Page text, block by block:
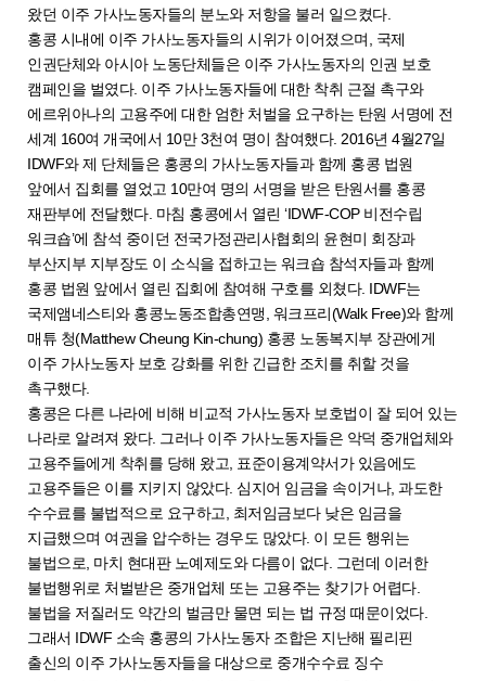
왔던 이주 가사노동자들의 분노와 저항을 불러 일으켰다.
홍콩 시내에 이주 가사노동자들의 시위가 이어졌으며, 국제
인권단체와 아시아 노동단체들은 이주 가사노동자의 인권 보호
캠페인을 벌였다. 이주 가사노동자들에 대한 착취 근절 촉구와
에르위아나의 고용주에 대한 엄한 처벌을 요구하는 탄원 서명에 전
세계 160여 개국에서 10만 3천여 명이 참여했다. 2016년 4월27일
IDWF와 제 단체들은 홍콩의 가사노동자들과 함께 홍콩 법원
앞에서 집회를 열었고 10만여 명의 서명을 받은 탄원서를 홍콩
재판부에 전달했다. 마침 홍콩에서 열린 ‘IDWF-COP 비전수립
워크숍’에 참석 중이던 전국가정관리사협회의 윤현미 회장과
부산지부 지부장도 이 소식을 접하고는 워크숍 참석자들과 함께
홍콩 법원 앞에서 열린 집회에 참여해 구호를 외쳤다. IDWF는
국제앰네스티와 홍콩노동조합총연맹, 워크프리(Walk Free)와 함께
매튜 청(Matthew Cheung Kin-chung) 홍콩 노동복지부 장관에게
이주 가사노동자 보호 강화를 위한 긴급한 조치를 취할 것을
촉구했다.
홍콩은 다른 나라에 비해 비교적 가사노동자 보호법이 잘 되어 있는
나라로 알려져 왔다. 그러나 이주 가사노동자들은 악덕 중개업체와
고용주들에게 착취를 당해 왔고, 표준이용계약서가 있음에도
고용주들은 이를 지키지 않았다. 심지어 임금을 속이거나, 과도한
수수료를 불법적으로 요구하고, 최저임금보다 낮은 임금을
지급했으며 여권을 압수하는 경우도 많았다. 이 모든 행위는
불법으로, 마치 현대판 노예제도와 다름이 없다. 그런데 이러한
불법행위로 처벌받은 중개업체 또는 고용주는 찾기가 어렵다.
불법을 저질러도 약간의 벌금만 물면 되는 법 규정 때문이었다.
그래서 IDWF 소속 홍콩의 가사노동자 조합은 지난해 필리핀
출신의 이주 가사노동자들을 대상으로 중개수수료 징수